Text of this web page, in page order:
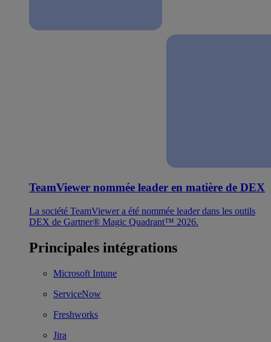
TeamViewer nommée leader en matière de DEX
La société TeamViewer a été nommée leader dans les outils
DEX de Gartner® Magic Quadrant™ 2026.
Principales intégrations
Microsoft Intune
ServiceNow
Freshworks
Jira